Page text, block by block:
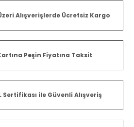
Alışverişlerde Ücretsiz Kargo
Peşin Fiyatına Taksit
Sertifikası ile Güvenli Alışveriş